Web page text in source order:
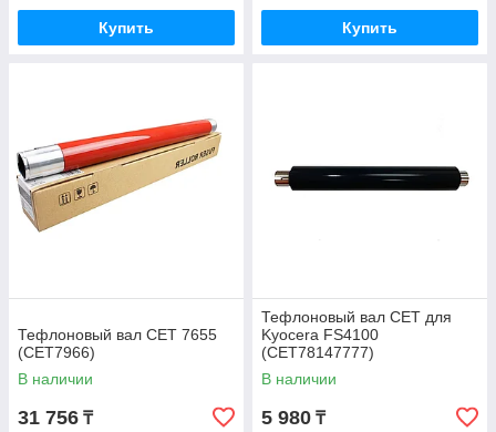
Купить Купить
Тефлоновый вал CET 7655
(CET7966)
В наличии
31 756 ₸
Тефлоновый вал CET для
Kyocera FS4100
(CET78147777)
В наличии
5 980 ₸